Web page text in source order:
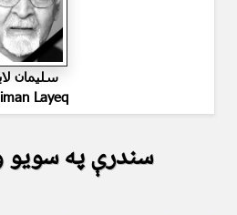
سليمان
Layeq
سندرې په سویو